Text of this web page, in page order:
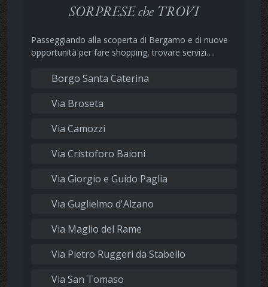
SORPRESE che TROVI
Passeggiando alla scoperta di Bergamo e di nuove
opportunità per fare shopping, trovare servizi….
Borgo Santa Caterina
Via Broseta
Via Camozzi
Via Cristoforo Baioni
Via Giorgio e Guido Paglia
Via Guglielmo d'Alzano
Via Maglio del Rame
Via Pietro Ruggeri da Stabello
Via San Tomaso